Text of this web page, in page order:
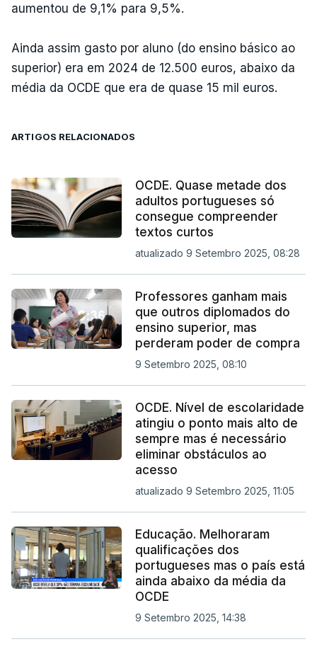
aumentou de 9,1% para 9,5%.
Ainda assim gasto por aluno (do ensino básico ao
superior) era em 2024 de 12.500 euros, abaixo da
média da OCDE que era de quase 15 mil euros.
ARTIGOS RELACIONADOS
OCDE. Quase metade dos
adultos portugueses só
consegue compreender
textos curtos
atualizado 9 Setembro 2025, 08:28
Professores ganham mais
que outros diplomados do
ensino superior, mas
perderam poder de compra
9 Setembro 2025, 08:10
OCDE. Nível de escolaridade
atingiu o ponto mais alto de
sempre mas é necessário
eliminar obstáculos ao
acesso
atualizado 9 Setembro 2025, 11:05
Educação. Melhoraram
qualificações dos
portugueses mas o país está
ainda abaixo da média da
OCDE
9 Setembro 2025, 14:38